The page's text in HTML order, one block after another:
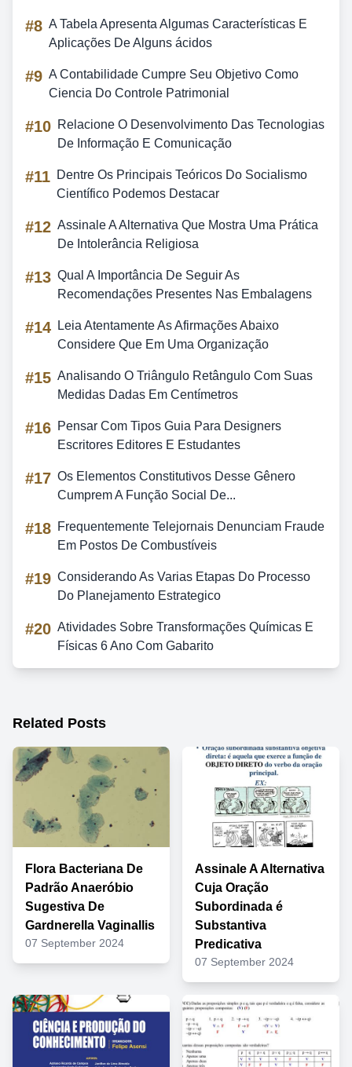
#8 A Tabela Apresenta Algumas Características E
Aplicações De Alguns ácidos
#9 A Contabilidade Cumpre Seu Objetivo Como
Ciencia Do Controle Patrimonial
#10 Relacione O Desenvolvimento Das Tecnologias
De Informação E Comunicação
#11 Dentre Os Principais Teóricos Do Socialismo
Científico Podemos Destacar
#12 Assinale A Alternativa Que Mostra Uma Prática
De Intolerância Religiosa
#13 Qual A Importância De Seguir As
Recomendações Presentes Nas Embalagens
#14
Leia Atentamente As Afirmações Abaixo
Considere Que Em Uma Organização
#15 Analisando O Triângulo Retângulo Com Suas
Medidas Dadas Em Centímetros
#16 Pensar Com Tipos Guia Para Designers
Escritores Editores E Estudantes
#17 Os Elementos Constitutivos Desse Gênero
Cumprem A Função Social De...
#18 Frequentemente Telejornais Denunciam Fraude
Em Postos De Combustíveis
#19 Considerando As Varias Etapas Do Processo
Do Planejamento Estrategico
#20 Atividades Sobre Transformações Químicas E
Físicas 6 Ano Com Gabarito
Related Posts
Flora Bacteriana De
Padrão Anaeróbio
Sugestiva De
Gardnerella Vaginallis
07 September 2024
Assinale A Alternativa
Cuja Oração
Subordinada é
Substantiva
Predicativa
07 September 2024